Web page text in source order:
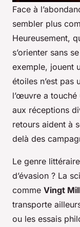
Face à
sembler plus
Heureusement,
s’orienter sans
exemple, jouent
étoiles n’est pas
l’œuvre a
aux réceptions
retours aident à
delà des
Le genre
d’évasion ? La
comme Vingt
transporte
ou les essais